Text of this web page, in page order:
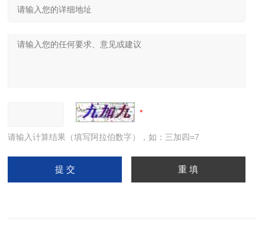
请输入计算结果（填写阿拉伯数字），如：三加四=7